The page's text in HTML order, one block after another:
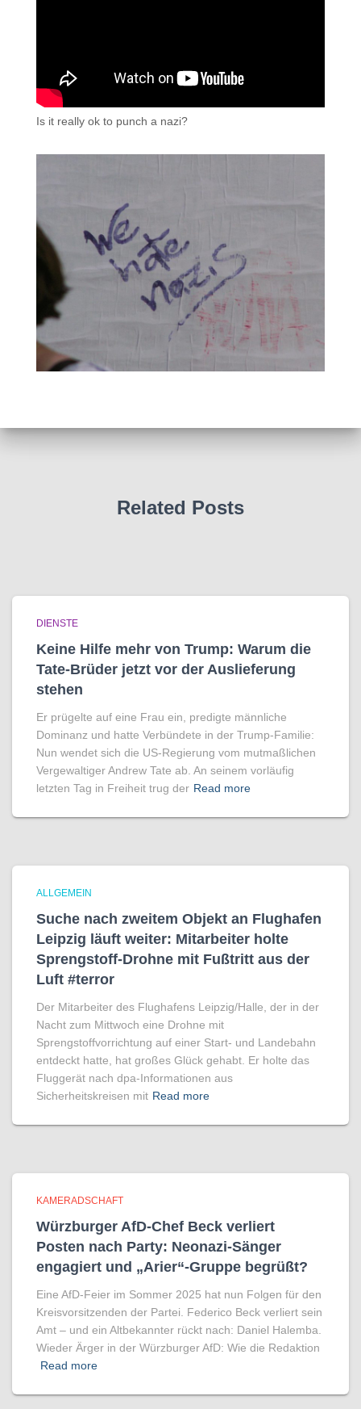
Is it really ok to punch a nazi?
Related Posts
DIENSTE
Keine Hilfe mehr von Trump: Warum die
Tate-Brüder jetzt vor der Auslieferung
stehen
Er prügelte auf eine Frau ein, predigte männliche
Dominanz und hatte Verbündete in der Trump-Familie:
Nun wendet sich die US-Regierung vom mutmaßlichen
Vergewaltiger Andrew Tate ab. An seinem vorläufig
letzten Tag in Freiheit trug der Read more
ALLGEMEIN
Suche nach zweitem Objekt an Flughafen
Leipzig läuft weiter: Mitarbeiter holte
Sprengstoff-Drohne mit Fußtritt aus der
Luft #terror
Der Mitarbeiter des Flughafens Leipzig/Halle, der in der
Nacht zum Mittwoch eine Drohne mit
Sprengstoffvorrichtung auf einer Start- und Landebahn
entdeckt hatte, hat großes Glück gehabt. Er holte das
Fluggerät nach dpa-Informationen aus
Sicherheitskreisen mit Read more
KAMERADSCHAFT
Würzburger AfD-Chef Beck verliert
Posten nach Party: Neonazi-Sänger
engagiert und „Arier“-Gruppe begrüßt?
Eine AfD-Feier im Sommer 2025 hat nun Folgen für den
Kreisvorsitzenden der Partei. Federico Beck verliert sein
Amt – und ein Altbekannter rückt nach: Daniel Halemba.
Wieder Ärger in der Würzburger AfD: Wie die Redaktion
Read more